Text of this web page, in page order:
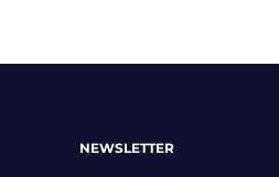
NEWSLETTER